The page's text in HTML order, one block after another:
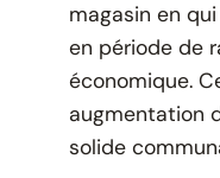
magasin en
en période de
économique.
augmentation
solide